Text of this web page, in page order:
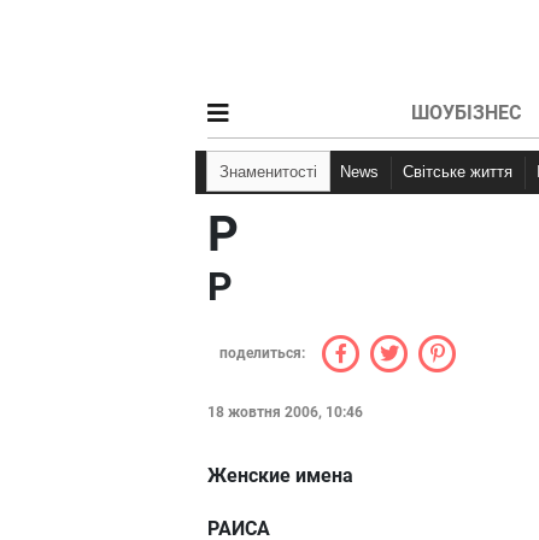
ШОУБІЗНЕС
Знаменитості News Світське життя
Р
Р
поделиться:
18 жовтня 2006, 10:46
Женские имена
РАИСА